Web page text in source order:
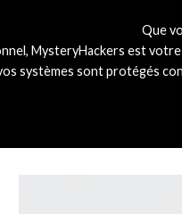
Que
MysteryHackers est
systèmes sont protégés